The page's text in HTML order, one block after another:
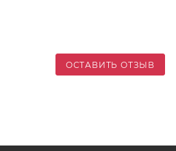
ОСТАВИТЬ ОТЗЫВ